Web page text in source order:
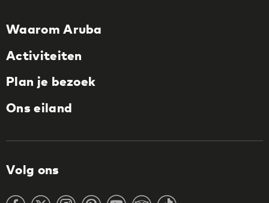
Waarom Aruba
Activiteiten
Plan je bezoek
Ons eiland
Volg ons